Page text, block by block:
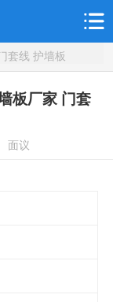
套线 护墙板
板厂家 门套
面议